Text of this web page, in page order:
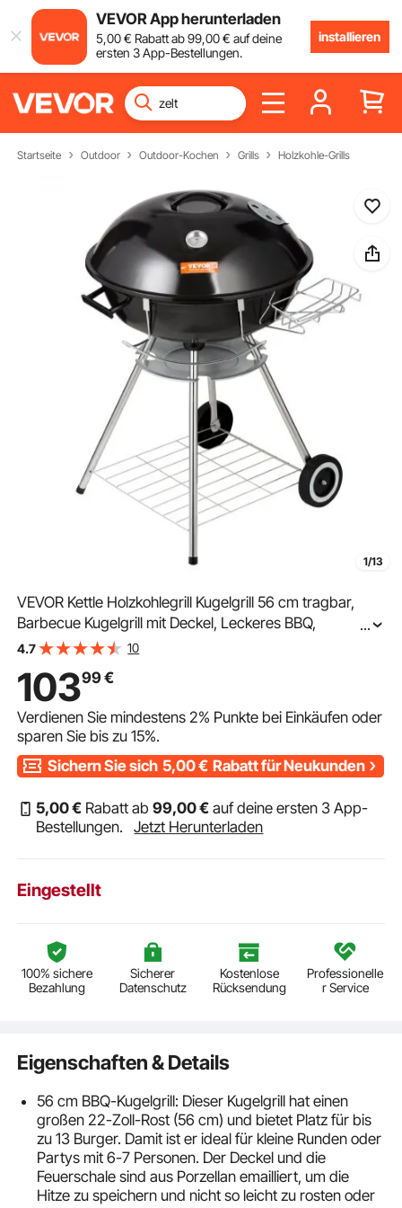
VEVOR App herunterladen
5,00€ Rabatt ab99,00€ auf deine
ersten 3 App-Bestellungen.
installieren
Startseite Outdoor Outdoor-Kochen Grills Holzkohle-Grills
1/13
VEVOR Kettle Holzkohlegrill Kugelgrill 56 cm tragbar,
Barbecue Kugelgrill mit Deckel, Leckeres BBQ,
Picknickgrill mit großer Grillfläche, Holzkohle, Schwarz,
...
4.7 10
10399€
Verdienen Sie mindestens2% Punkte bei Einkäufen oder
sparen Sie bis zu15%.
Sichern Sie sich 5,00€ Rabatt für Neukunden
5,00€ Rabatt ab99,00€ auf deine ersten 3 App-
Bestellungen.
Jetzt Herunterladen
Eingestellt
100% sichere
Bezahlung
Sicherer
Datenschutz
Kostenlose
Rücksendung
Professionelle
r Service
Eigenschaften & Details
56 cm BBQ-Kugelgrill: Dieser Kugelgrill hat einen
großen 22-Zoll-Rost (56 cm) und bietet Platz für bis
zu 13 Burger. Damit ist er ideal für kleine Runden oder
Partys mit 6-7 Personen. Der Deckel und die
Feuerschale sind aus Porzellan emailliert, um die
Hitze zu speichern und nicht so leicht zu rosten oder